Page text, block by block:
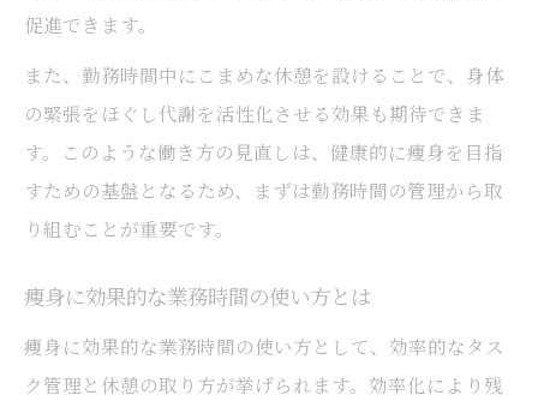
促進できます。
また、勤務時間中にこまめな休憩を設けることで、身体
の緊張をほぐし代謝を活性化させる効果も期待できま
す。このような働き方の見直しは、健康的に痩身を目指
すための基盤となるため、まずは勤務時間の管理から取
り組むことが重要です。
痩身に効果的な業務時間の使い方とは
痩身に効果的な業務時間の使い方として、効率的なタス
ク管理と休憩の取り方が挙げられます。効率化により残